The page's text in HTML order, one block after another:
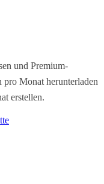
und Premium-
pro Monat herunterladen
erstellen.